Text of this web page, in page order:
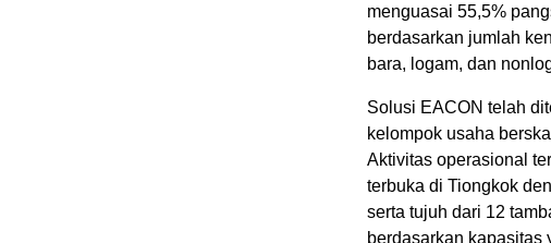
menguasai 55,5%
berdasarkan jumlah
bara, logam, dan
Solusi EACON telah
kelompok usaha
Aktivitas operasional
terbuka di Tiongkok
serta tujuh dari 12
berdasarkan kapasitas